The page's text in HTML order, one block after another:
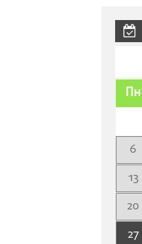
Пн
6
13
20
27